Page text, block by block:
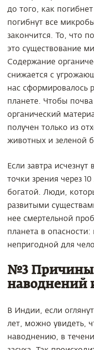
до того, как
погибнут все
закончится. То, что
это существование
Содержание
снижается с
нас сформировалось
планете. Чтобы
органический
получен только из
животных и зеленой
Если завтра
точки зрения через
богатой. Люди,
развитыми
нее смертельной
планета в
непригодной для
№3 Причины
наводнений
В Индии, если
лет, можно увидеть,
наводнению, в